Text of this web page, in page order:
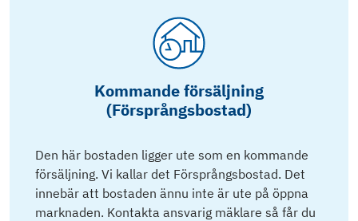
Kommande försäljning
(Försprångsbostad)
Den här bostaden ligger ute som en kommande
försäljning. Vi kallar det Försprångsbostad. Det
innebär att bostaden ännu inte är ute på öppna
marknaden. Kontakta ansvarig mäklare så får du